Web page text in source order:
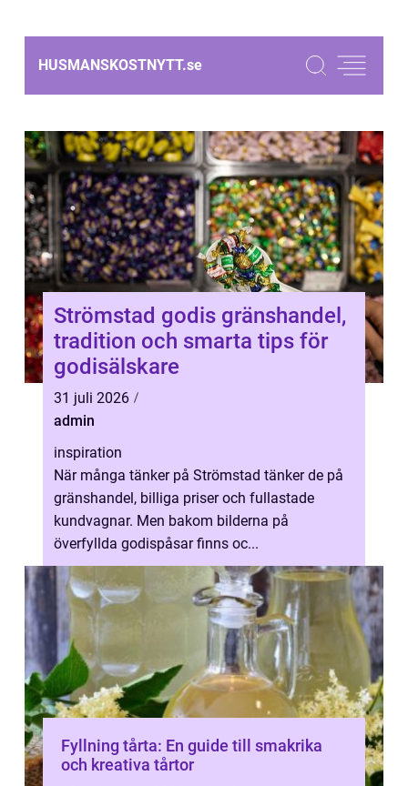
HUSMANSKOSTNYTT.se
Strömstad godis gränshandel,
tradition och smarta tips för
godisälskare
31 juli 2026
admin
inspiration
När många tänker på Strömstad tänker de på
gränshandel, billiga priser och fullastade
kundvagnar. Men bakom bilderna på
överfyllda godispåsar finns oc...
Fyllning tårta: En guide till smakrika
och kreativa tårtor